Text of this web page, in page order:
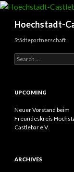
Hoechstadt-
Städtepartnerschaft
Search
for:
UPCOMING
Neuer Vorstand beim
Freundeskreis
Castlebar e.V.
ARCHIVES